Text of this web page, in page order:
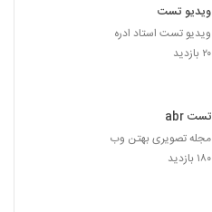
ویدیو تست
ویدیو تست استاد ادره
۲۰ بازدید
تست abr
مجله تصویری بهتن وب
۱۸۰ بازدید